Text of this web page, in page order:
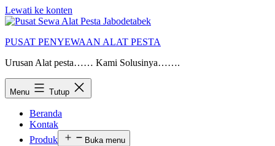
Lewati ke konten
PUSAT PENYEWAAN ALAT PESTA
Urusan Alat pesta…… Kami Solusinya…….
Menu Tutup
Beranda
Kontak
Produk
Buka menu